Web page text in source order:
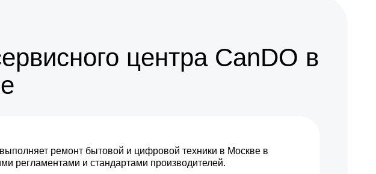
центра CanDO в
ремонт бытовой и цифровой техники в Москве в
регламентами и стандартами производителей.